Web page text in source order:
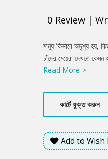
0 Review |
Product
Summery
মানুষ কিভাবে অদৃশ্য হয়,
চাঁদের মেয়েরা দেখতে
বইয়ের গল্পগুলো।
Read More >
কার্টে যুক্ত করুন
Add to Wish